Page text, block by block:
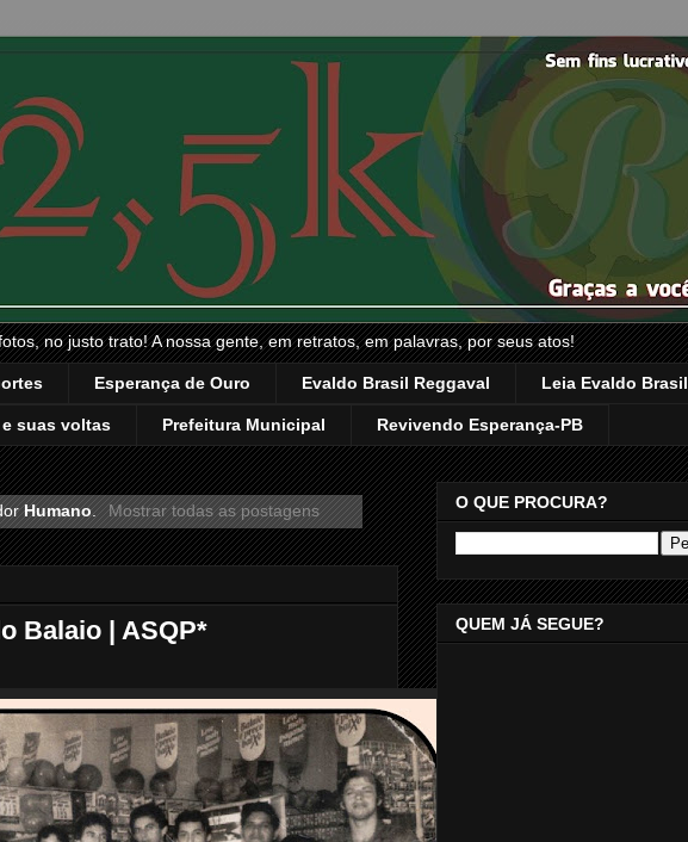
no justo trato! A nossa gente, em retratos, em palavras, por seus atos!
Esperança de Ouro Evaldo Brasil Reggaval Leia Evaldo Brasil
suas voltas Prefeitura Municipal Revivendo Esperança-PB
Humano. Mostrar todas as postagens
Balaio | ASQP*
O QUE PROCURA?
QUEM JÁ SEGUE?